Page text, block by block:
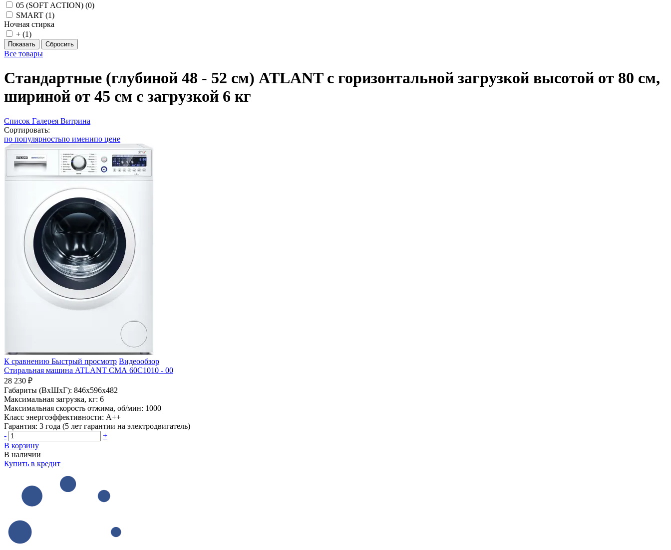
05 (SOFT ACTION) (0)
SMART (1)
Ночная стирка
+ (1)
Все товары
Стандартные (глубиной 48 - 52 см) ATLANT с горизонтальной загрузкой высотой от 80 см,
шириной от 45 см с загрузкой 6 кг
Список Галерея Витрина
Сортировать:
по популярностьпо именипо цене
К сравнению Быстрый просмотр Видеообзор
Стиральная машина ATLANT СМА 60С1010 - 00
28 230 ₽
Габариты (ВхШхГ): 846x596x482
Максимальная загрузка, кг: 6
Максимальная скорость отжима, об/мин: 1000
Класс энергоэффективности: A++
Гарантия: 3 года (5 лет гарантии на электродвигатель)
-
+
В корзину
В наличии
Купить в кредит